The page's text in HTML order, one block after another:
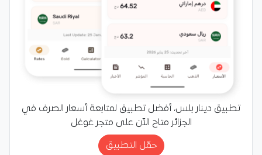
تطبيق دينار بلس، أفضل تطبيق لمتابعة أسعار الصرف في
الجزائر متاح الآن على متجر غوغل
حمّل التطبيق